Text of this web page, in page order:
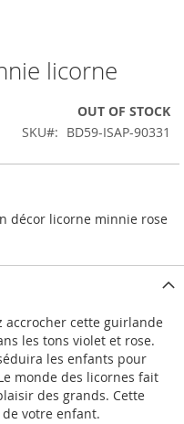
licorne
OUT OF STOCK
SKU
BD59-ISAP-90331
décor licorne minnie rose
accrocher cette guirlande
les tons violet et rose.
les enfants pour
monde des licornes fait
des grands. Cette
votre enfant.